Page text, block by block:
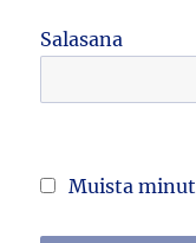
Salasana
Muista minut